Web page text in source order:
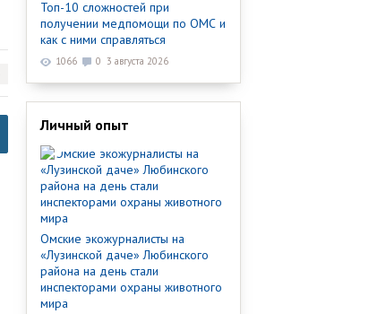
Топ-10 сложностей при
получении медпомощи по ОМС и
как с ними справляться
1066 0 3 августа 2026
Личный опыт
Омские экожурналисты на
«Лузинской даче» Любинского
района на день стали
инспекторами охраны животного
мира